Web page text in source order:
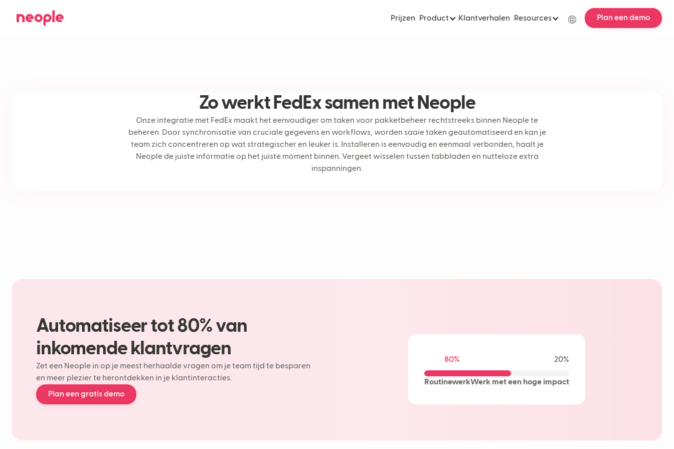
Prijzen Product Klantverhalen Resources Plan een demo
Zo werkt FedEx samen met Neople
Onze integratie met FedEx maakt het eenvoudiger om taken voor pakketbeheer rechtstreeks binnen Neople te
beheren. Door synchronisatie van cruciale gegevens en workflows, worden saaie taken geautomatiseerd en kan je
team zich concentreren op wat strategischer en leuker is. Installeren is eenvoudig en eenmaal verbonden, haalt je
Neople de juiste informatie op het juiste moment binnen. Vergeet wisselen tussen tabbladen en nutteloze extra
inspanningen.
Automatiseer tot 80% van
inkomende klantvragen
Zet een Neople in op je meest herhaalde vragen om je team tijd te besparen
en meer plezier te herontdekken in je klantinteracties.
Plan een gratis demo
80% 20%
RoutinewerkWerk met een hoge impact